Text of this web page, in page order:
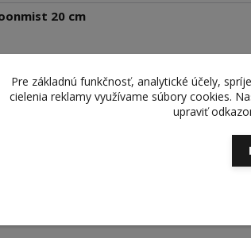
20 cm
Zaručená
výrobkov a služieb
Pre základnú funkčnosť, analytické účely,
cielenia reklamy využívame súbory cookies.
upraviť